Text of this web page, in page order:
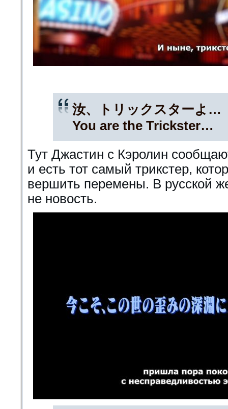
汝、トリックスターよ…
You are the Trickster…
Тут Джастин с Кэролин
и есть тот самый трикстер,
вершить перемены. В русской
не новость.